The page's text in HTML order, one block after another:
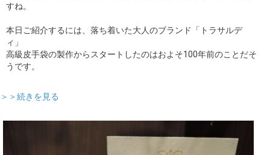
すね。
本日ご紹介するには、落ち着いた大人のブランド「トラサルデ
ィ」
高級皮手袋の製作からスタートしたのはおよそ100年前のことだそ
うです。
＞＞続きを見る